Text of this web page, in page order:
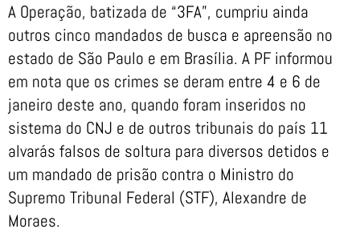
A Operação, batizada de “3FA”, cumpriu ainda
outros cinco mandados de busca e apreensão no
estado de São Paulo e em Brasília. A PF informou
em nota que os crimes se deram entre 4 e 6 de
janeiro deste ano, quando foram inseridos no
sistema do CNJ e de outros tribunais do país 11
alvarás falsos de soltura para diversos detidos e
um mandado de prisão contra o Ministro do
Supremo Tribunal Federal (STF), Alexandre de
Moraes.